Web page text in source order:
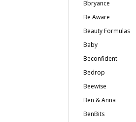
Bbryance
Be Aware
Beauty Formulas
Baby
Beconfident
Bedrop
Beewise
Ben & Anna
BenBits